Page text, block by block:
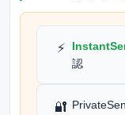
⚡
認
🔐